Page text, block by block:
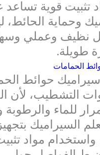
تثبيت قوية تساعد
وحماية الحائط،
نظيف وعملي
طويلة.
الحمامات
سيراميك حوائط
التشطيب، لأن
للماء والرطوبة
السيراميك بتجهيز
واستخدام مواد